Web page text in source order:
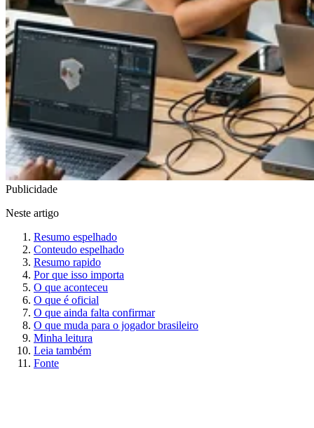
Publicidade
Neste artigo
Resumo espelhado
Conteudo espelhado
Resumo rapido
Por que isso importa
O que aconteceu
O que é oficial
O que ainda falta confirmar
O que muda para o jogador brasileiro
Minha leitura
Leia também
Fonte